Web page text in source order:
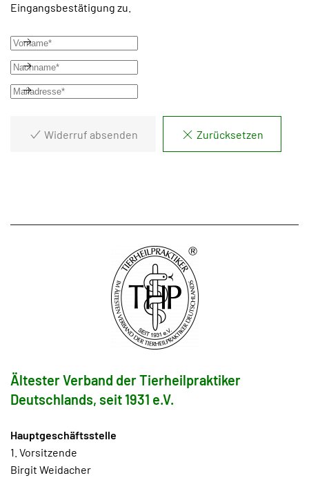
Eingangsbestätigung zu.
Widerruf absenden Zurücksetzen
Ältester Verband der Tierheilpraktiker
Deutschlands, seit 1931 e.V.
Hauptgeschäftsstelle
1. Vorsitzende
Birgit Weidacher